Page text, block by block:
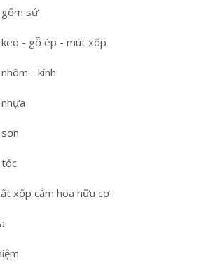
gốm sứ
- gỗ ép - mút xốp
- kính
tóc
xốp cắm hoa hữu cơ